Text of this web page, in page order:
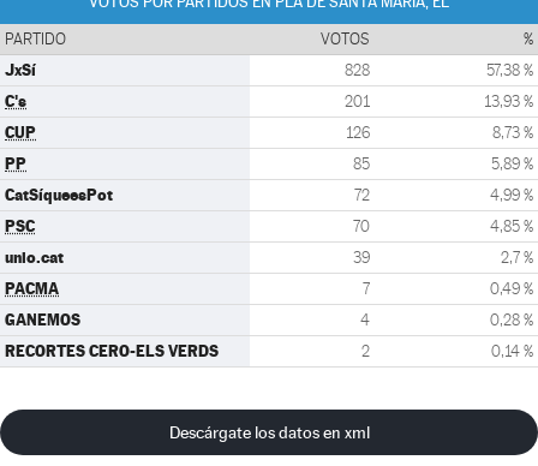
PARTIDO VOTOS %
JxSí 828 57,38 %
C's 201 13,93 %
CUP 126 8,73 %
PP 85 5,89 %
CatSíqueesPot 72 4,99 %
PSC 70 4,85 %
unio.cat 39 2,7 %
PACMA 7 0,49 %
GANEMOS 4 0,28 %
RECORTES CERO-ELS VERDS 2 0,14 %
Descárgate los datos en xml